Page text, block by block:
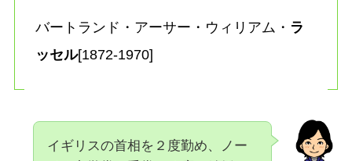
バートランド・アーサー・ウィリアム・ ラ
ッセル[1872-1970]
イギリスの首相を２度勤め、ノー